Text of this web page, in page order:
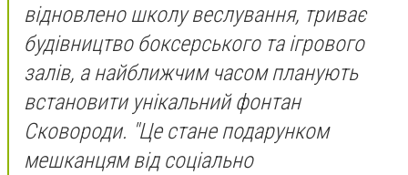
відновлено школу веслування, триває
будівництво боксерського та ігрового
залів, а найближчим часом планують
встановити унікальний фонтан
Сковороди. "Це стане подарунком
мешканцям від соціально